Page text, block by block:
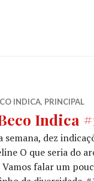
INDICA, PRINCIPAL
Indica
semana, dez
O que seria do
Vamos falar um